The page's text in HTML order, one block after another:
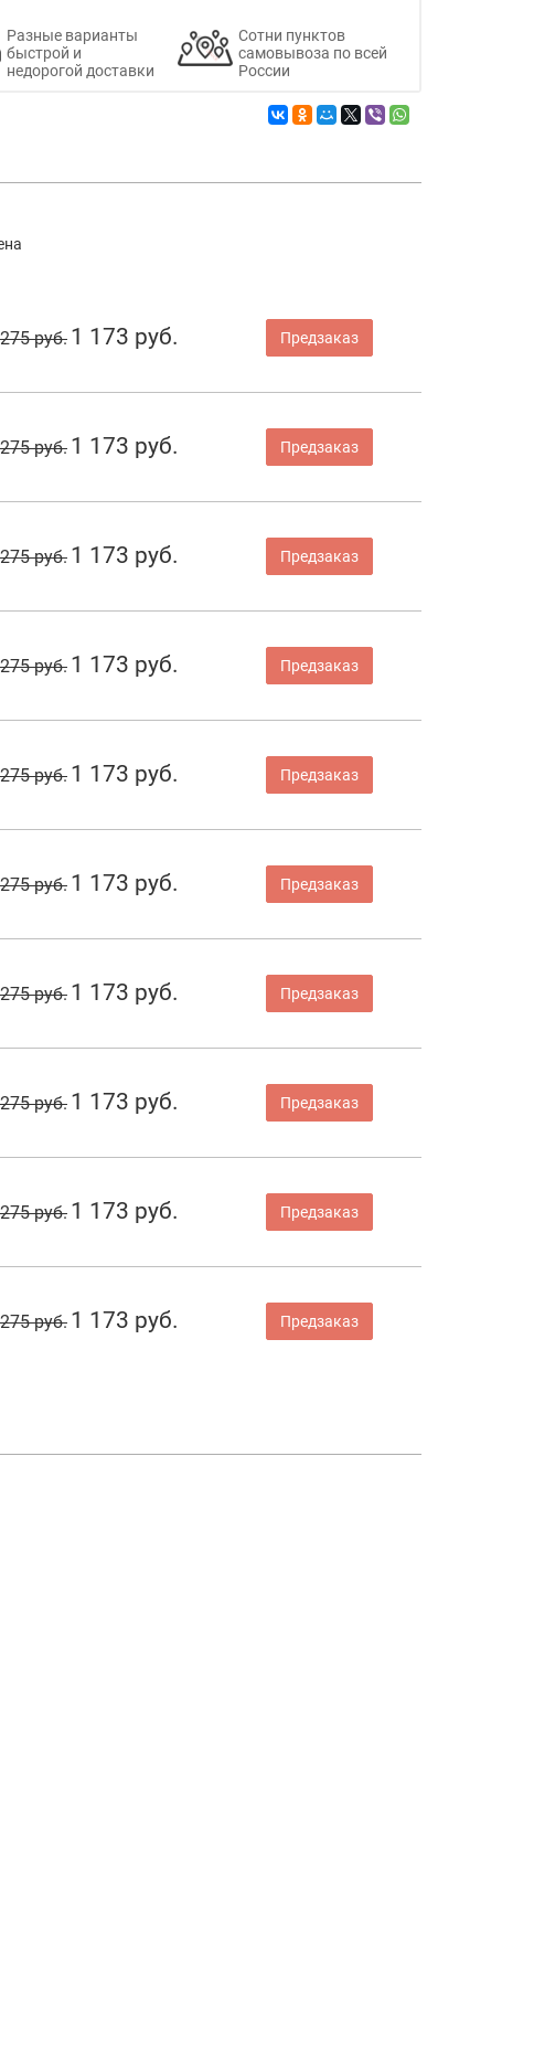
Разные варианты
быстрой и
недорогой доставки
Сотни пунктов
самовывоза по всей
России
руб. 1 173 руб. Предзаказ
руб. 1 173 руб. Предзаказ
руб. 1 173 руб. Предзаказ
руб. 1 173 руб. Предзаказ
руб. 1 173 руб. Предзаказ
руб. 1 173 руб. Предзаказ
руб. 1 173 руб. Предзаказ
руб. 1 173 руб. Предзаказ
руб. 1 173 руб. Предзаказ
руб. 1 173 руб. Предзаказ